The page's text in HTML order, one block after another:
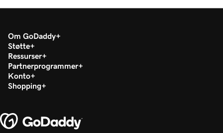
Om GoDaddy
Støtte
Ressurser
Partnerprogrammer
Konto
Shopping